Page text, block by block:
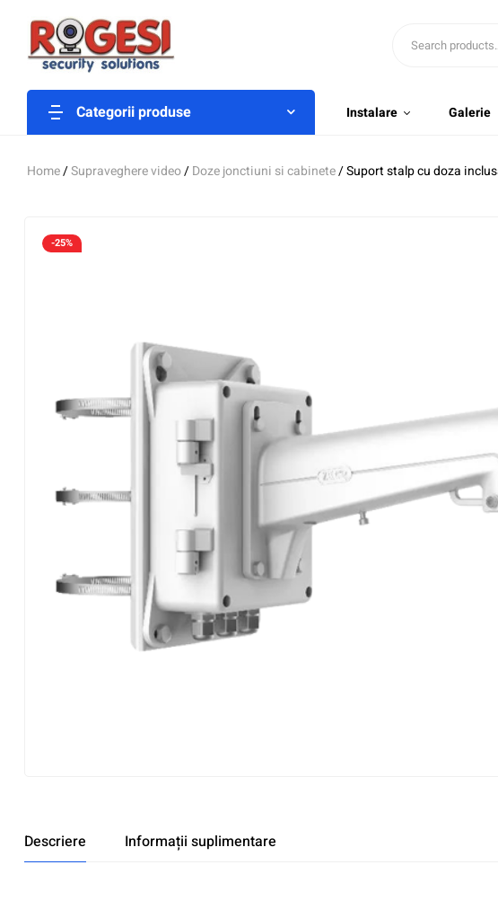
Categorii produse Instalare Galerie
Home/Supraveghere video/Doze jonctiuni si cabinete/ Suport stalp cu doza
-25%
Descriere Informații suplimentare